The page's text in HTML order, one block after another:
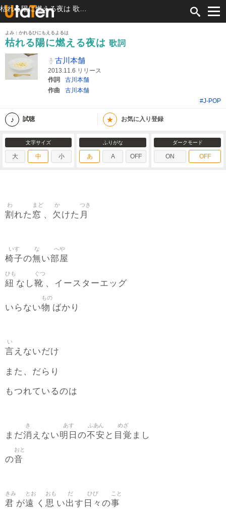
よみ：かれるひにもえるよるは
枯れる陽に燃える夜は 歌詞
古川本舗
2013.11.6 リリース
作詞
古川本舗
作曲
古川本舗
#J-POP
試聴 ★ お気に入り登録
文字サイズ
大 中 小
ふりがな
あ A OFF
ダークモード
ON OFF
割
わ
れた 窓
まど
、 欠
か
けた 月
つき
椅子
いす
の無
な
い部屋
へや
紐
ひも
なし靴
ぐつ
、イースターエッグ
いらない物
もの
ばかり
言
い
えないだけ
また、だらり
もつれているのは
まだ消
き
えない明日
あす
の不安
ふあん
と 目覚
めざ
まし
の音
おと
君
きみ
が遠
とお
く 思
おも
い出
だ
す 日々
ひび
の事
こと